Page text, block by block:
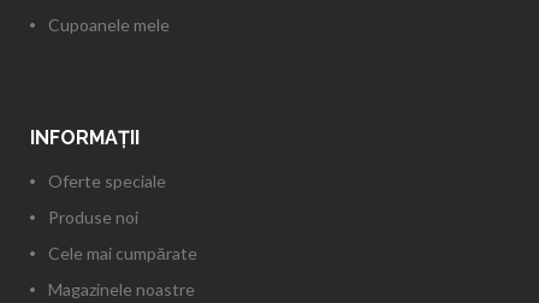
Cupoanele mele
INFORMAŢII
Oferte speciale
Produse noi
Cele mai cumpărate
Magazinele noastre